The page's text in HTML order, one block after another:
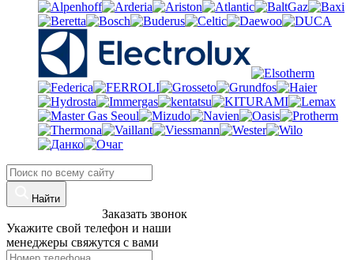
Найти
Заказать звонок
Укажите свой телефон и наши
менеджеры свяжутся с вами